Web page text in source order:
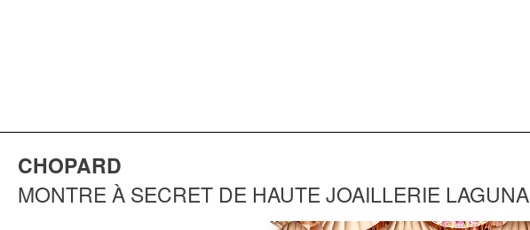
CHOPARD
MONTRE À SECRET DE HAUTE JOAILLERIE LAGUNA